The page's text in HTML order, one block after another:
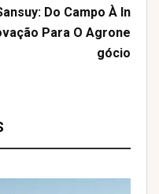
Do Campo À In
Para O Agrone
Gócio